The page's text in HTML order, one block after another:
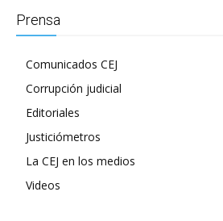
Prensa
Comunicados CEJ
Corrupción judicial
Editoriales
Justiciómetros
La CEJ en los medios
Videos